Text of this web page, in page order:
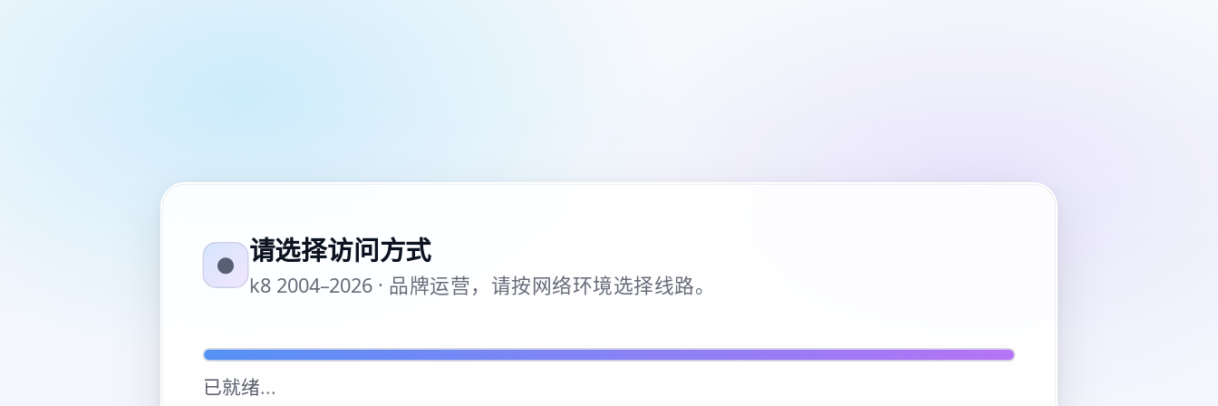
● 请选择访问方式
k8 2004–2026 · 品牌运营，请按网络环境选择线路。
已就绪...